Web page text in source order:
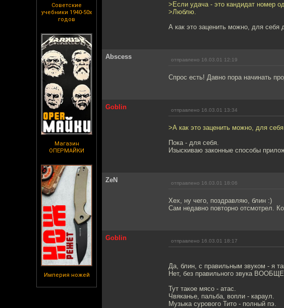
Советские
учебники 1940-50х
годов
Магазин
ОПЕРМАЙКИ
Империя ножей
>Если удача - это кандидат номер
>Люблю.
А как это заценить можно, для себя
Abscess отправлено 16.03.01 12:19
Спрос есть! Давно пора начинать
Goblin отправлено 16.03.01 13:34
>А как это заценить можно, для
Пока - для себя.
Изыскиваю законные способы
ZeN отправлено 16.03.01 18:06
Хех, ну чего, поздравляю, блин :)
Сам недавно повторно отсмотрел.
Goblin отправлено 16.03.01 18:17
Да, блин, с правильным звуком - я
Нет, без правильного звука
Тут такое мясо - атас.
Чвяканье, пальба, вопли - караул.
Музыка сурового Тито - полный пэ.